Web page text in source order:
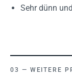
Sehr dünn
WEITERE